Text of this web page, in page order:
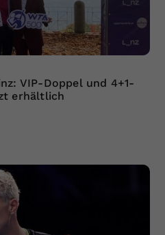
VIP-Doppel und 4+1-
erhältlich